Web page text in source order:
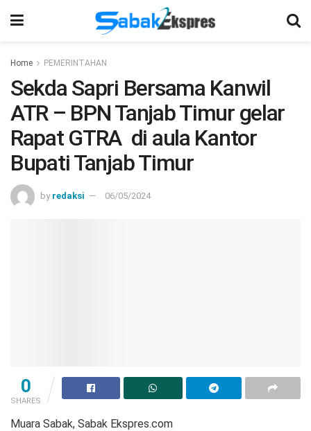
Home PEMERINTAHAN
Sekda Sapri Bersama Kanwil
ATR – BPN Tanjab Timur gelar
Rapat GTRA di aula Kantor
Bupati Tanjab Timur
by redaksi 06/05/2024
0
SHARES
Muara Sabak, Sabak Ekspres.com